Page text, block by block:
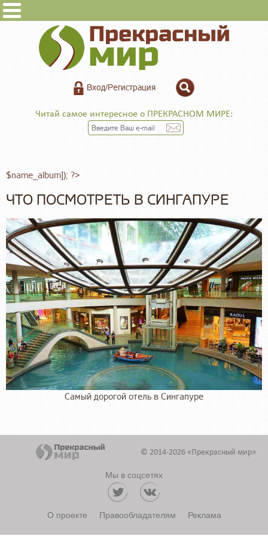
Вход/Регистрация
Читай самое интересное о ПРЕКРАСНОМ МИРЕ:
$name_album]); ?>
ЧТО ПОСМОТРЕТЬ В СИНГАПУРЕ
Самый дорогой отель в Сингапуре
© 2014-2026 «Прекрасный мир»
Мы в соцсетях
О проекте Правообладателям Реклама